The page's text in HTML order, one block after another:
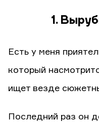
1.
Есть у меня
который
ищет везде
Последний раз он